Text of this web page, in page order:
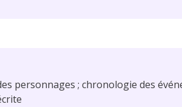
personnages ; chronologie des